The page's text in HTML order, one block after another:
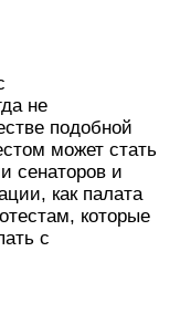
не
подобной
может стать
сенаторов и
как палата
которые
с